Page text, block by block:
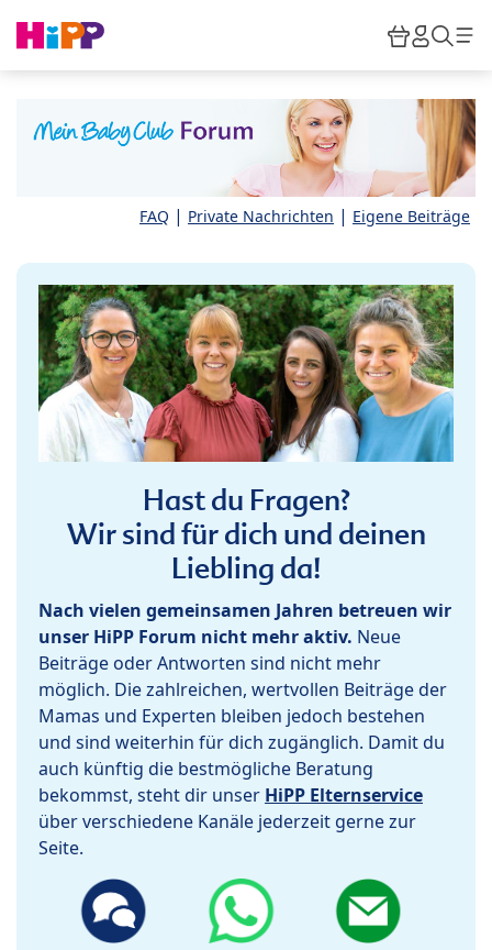
HiPP
FAQ | Private Nachrichten | Eigene Beiträge
Hast du Fragen?
Wir sind für dich und deinen
Liebling da!
Nach vielen gemeinsamen Jahren betreuen wir
unser HiPP Forum nicht mehr aktiv. Neue
Beiträge oder Antworten sind nicht mehr
möglich. Die zahlreichen, wertvollen Beiträge der
Mamas und Experten bleiben jedoch bestehen
und sind weiterhin für dich zugänglich. Damit du
auch künftig die bestmögliche Beratung
bekommst, steht dir unser HiPP Elternservice
über verschiedene Kanäle jederzeit gerne zur
Seite.